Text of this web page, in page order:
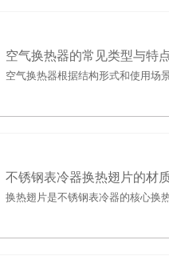
空气换热器的常见类型与特
空气换热器根据结构形式和使用场
不锈钢表冷器换热翅片的材
换热翅片是不锈钢表冷器的核心换